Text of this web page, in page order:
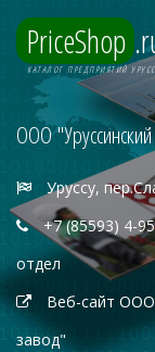
PriceShop
КАТАЛОГ ПРЕДПРИЯТИЙ
ООО
Уруссу,
+7 (85593) 4-
отдел
Веб-сайт ООО
завод"